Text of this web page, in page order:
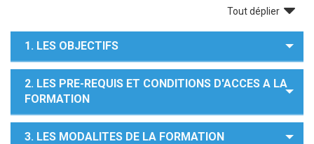
Tout déplier
1. LES OBJECTIFS
2. LES PRE-REQUIS ET CONDITIONS D'ACCES A LA
FORMATION
3. LES MODALITES DE LA FORMATION